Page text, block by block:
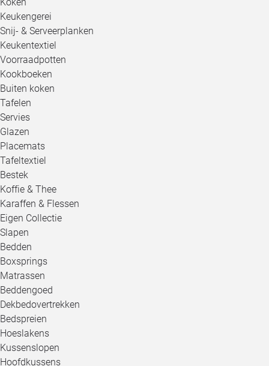
Keukengerei
Snij- & Serveerplanken
Keukentextiel
Voorraadpotten
Kookboeken
Buiten koken
Tafelen
Servies
Glazen
Placemats
Tafeltextiel
Bestek
Koffie & Thee
Karaffen & Flessen
Eigen Collectie
Slapen
Bedden
Boxsprings
Matrassen
Beddengoed
Dekbedovertrekken
Bedspreien
Hoeslakens
Kussenslopen
Hoofdkussens